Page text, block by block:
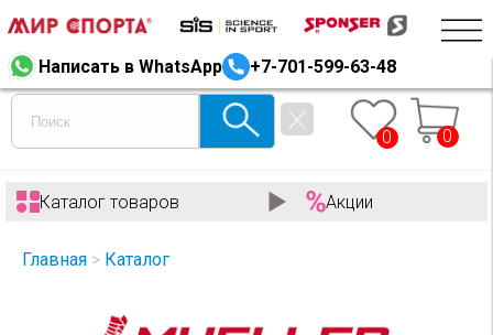
Написать в WhatsApp +7-701-599-63-48
0 0
Каталог товаров Акции
Главная > Каталог